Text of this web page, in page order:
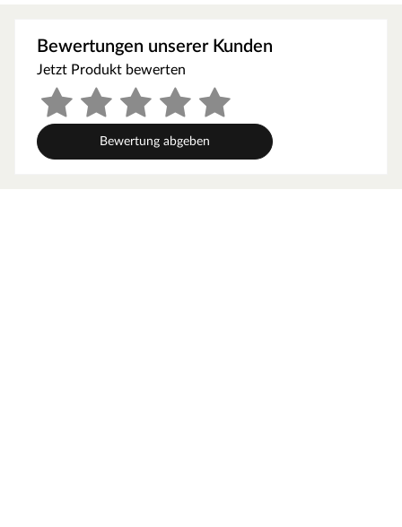
Pilzen.
Pflege
Steckzäune aus PVC sind besonders pflegeleicht, da sie
aus reinem Kunststoff bestehen. Einfach die Oberfläche
regelmäßig mit Wasser und einem für PVC-Produkte
Bewertungen unserer Kunden
Jetzt Produkt bewerten
Bewertung abgeben